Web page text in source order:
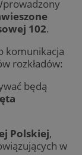
102.
komunikacja
rozkładów:
będą
Polskiej,
w